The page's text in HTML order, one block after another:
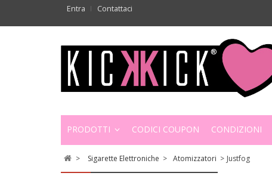
Entra Contattaci
PRODOTTI CODICI COUPON CONDIZIONI
> Sigarette Elettroniche > Atomizzatori > Justfog